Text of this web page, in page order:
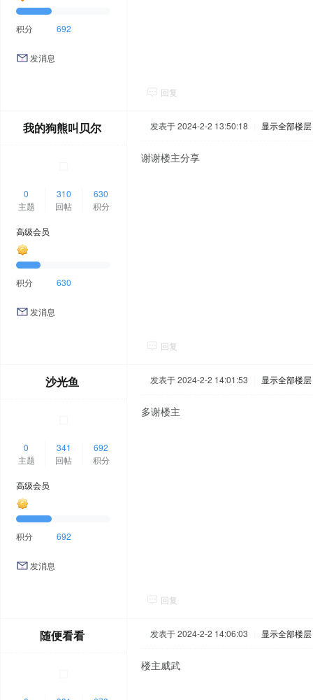
积分 692
发消息
回复
我的狗熊叫贝尔
0
主题
310
回帖
630
积分
高级会员
积分 630
发消息
发表于 2024-2-2 13:50:18 显示全部楼层
谢谢楼主分享
回复
沙光鱼
0
主题
341
回帖
692
积分
高级会员
积分 692
发消息
发表于 2024-2-2 14:01:53 显示全部楼层
多谢楼主
回复
随便看看 发表于 2024-2-2 14:06:03 显示全部楼层
楼主威武